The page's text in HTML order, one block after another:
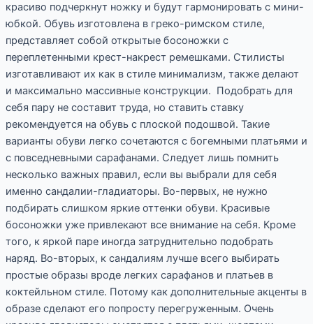
красиво подчеркнут ножку и будут гармонировать с мини-
юбкой. Обувь изготовлена в греко-римском стиле,
представляет собой открытые босоножки с
переплетенными крест-накрест ремешками. Стилисты
изготавливают их как в стиле минимализм, также делают
и максимально массивные конструкции. Подобрать для
себя пару не составит труда, но ставить ставку
рекомендуется на обувь с плоской подошвой. Такие
варианты обуви легко сочетаются с богемными платьями и
с повседневными сарафанами. Следует лишь помнить
несколько важных правил, если вы выбрали для себя
именно сандалии-гладиаторы. Во-первых, не нужно
подбирать слишком яркие оттенки обуви. Красивые
босоножки уже привлекают все внимание на себя. Кроме
того, к яркой паре иногда затруднительно подобрать
наряд. Во-вторых, к сандалиям лучше всего выбирать
простые образы вроде легких сарафанов и платьев в
коктейльном стиле. Потому как дополнительные акценты в
образе сделают его попросту перегруженным. Очень